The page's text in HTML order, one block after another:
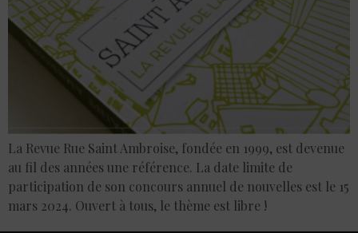
La Revue Rue Saint Ambroise, fondée en 1999, est devenue
au fil des années une référence. La date limite de
participation de son concours annuel de nouvelles est le 15
mars 2024. Ouvert à tous, le thème est libre !